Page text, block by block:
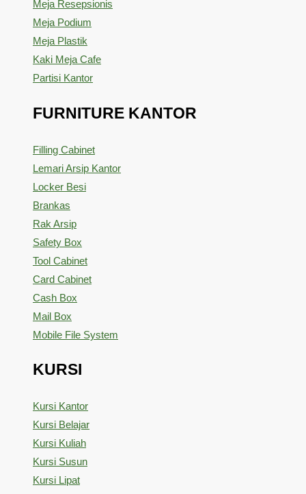
Meja Resepsionis
Meja Podium
Meja Plastik
Kaki Meja Cafe
Partisi Kantor
FURNITURE KANTOR
Filling Cabinet
Lemari Arsip Kantor
Locker Besi
Brankas
Rak Arsip
Safety Box
Tool Cabinet
Card Cabinet
Cash Box
Mail Box
Mobile File System
KURSI
Kursi Kantor
Kursi Belajar
Kursi Kuliah
Kursi Susun
Kursi Lipat